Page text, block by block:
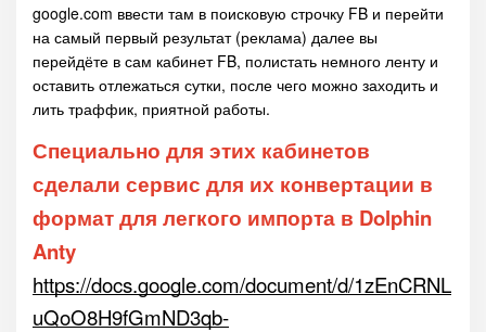
google.com ввести там в поисковую строчку FB и перейти
на самый первый результат (реклама) далее вы
перейдёте в сам кабинет FB, полистать немного ленту и
оставить отлежаться сутки, после чего можно заходить и
лить траффик, приятной работы.
Специально для этих кабинетов
сделали сервис для их конвертации в
формат для легкого импорта в Dolphin
Anty
https://docs.google.com/document/d/1zEnCRNL
uQoO8H9fGmND3qb-